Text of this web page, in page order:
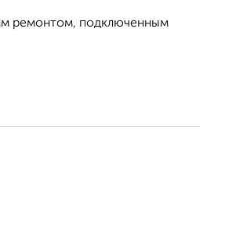
ремонтом, подключенным